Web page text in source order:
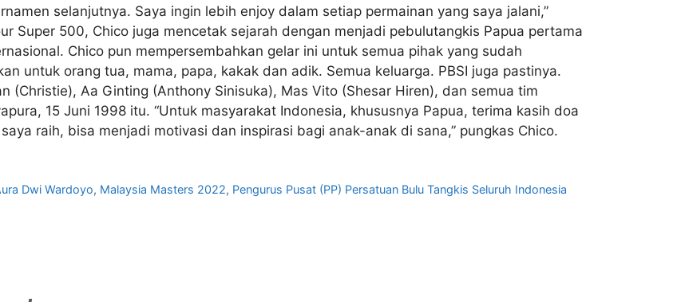
selanjutnya. Saya ingin lebih enjoy dalam setiap permainan yang saya jalani,”
Super 500, Chico juga mencetak sejarah dengan menjadi pebulutangkis Papua pertama
Chico pun mempersembahkan gelar ini untuk semua pihak yang sudah
untuk orang tua, mama, papa, kakak dan adik. Semua keluarga. PBSI juga pastinya.
(Christie), Aa Ginting (Anthony Sinisuka), Mas Vito (Shesar Hiren), dan semua tim
15 Juni 1998 itu. “Untuk masyarakat Indonesia, khususnya Papua, terima kasih doa
raih, bisa menjadi motivasi dan inspirasi bagi anak-anak di sana,” pungkas Chico.
Dwi Wardoyo, Malaysia Masters 2022, Pengurus Pusat (PP) Persatuan Bulu Tangkis Seluruh Indonesia